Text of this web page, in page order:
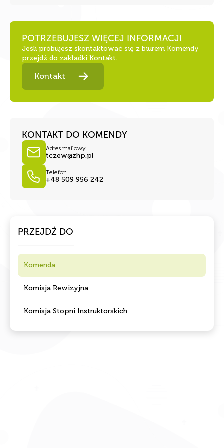
POTRZEBUJESZ WIĘCEJ INFORMACJI
Jeśli próbujesz skontaktować się z biurem Komendy
przejdź do zakładki Kontakt.
Kontakt
KONTAKT DO KOMENDY
Adres mailowy
tczew@zhp.pl
Telefon
+48 509 956 242
PRZEJDŹ DO
Komenda
Komisja Rewizyjna
Komisja Stopni Instruktorskich